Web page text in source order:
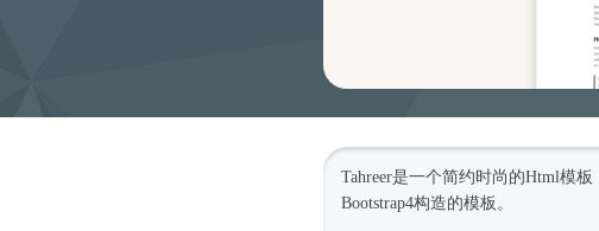
Tahreer是一个简约时尚 的Html模板
Bootstrap4构造的模板。